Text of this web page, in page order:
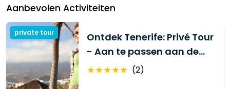
Aanbevolen Activiteiten
private tour
Ontdek Tenerife: Privé Tour
- Aan te passen aan de
wensen van uw groep
★★★★★ (2)